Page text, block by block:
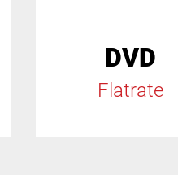
DVD
Flatrate